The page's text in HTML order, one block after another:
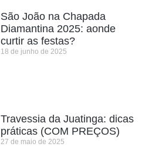
São João na Chapada
Diamantina 2025: aonde
curtir as festas?
18 de junho de 2025
Travessia da Juatinga: dicas
práticas (COM PREÇOS)
27 de maio de 2025